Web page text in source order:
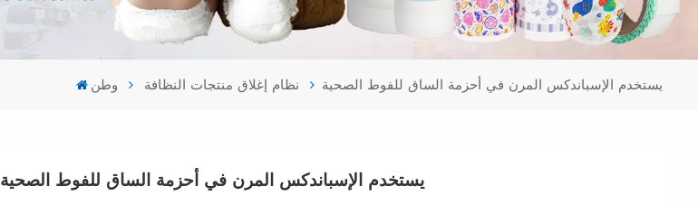
وطن نظام إغلاق منتجات النظافة يستخدم الإسباندكس المرن في أحزمة الساق للفوط الصحية
يستخدم الإسباندكس المرن في أحزمة الساق للفوط الصحية